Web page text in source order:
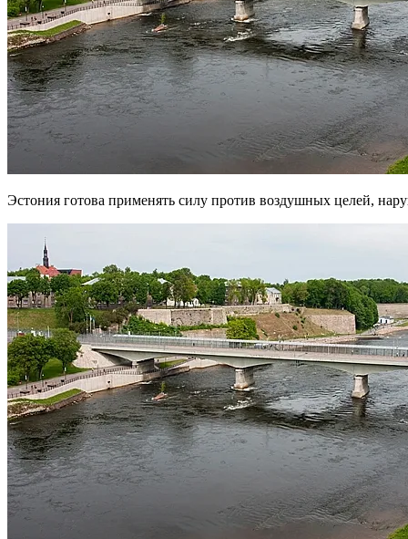
Эстония готова применять силу против воздушных целей,